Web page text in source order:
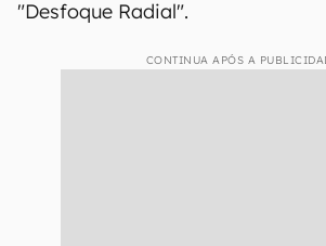
"Desfoque Radial".
CONTINUA APÓS A